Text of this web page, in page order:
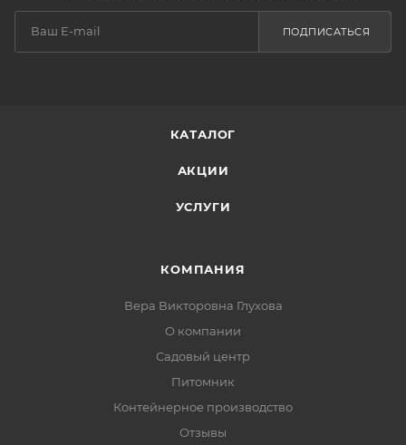
ПОДПИСАТЬСЯ
КАТАЛОГ
АКЦИИ
УСЛУГИ
КОМПАНИЯ
Вера Викторовна Глухова
О компании
Садовый центр
Питомник
Контейнерное производство
Отзывы